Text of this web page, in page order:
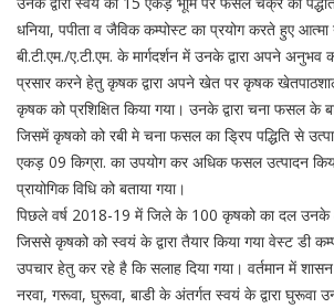
धनिया, पपीता व जैविक कम्पोस्ट का प्रयोग करते हुए आत्मा
बी.टी.एम./ए.टी.एम. के मार्गदर्शन में उनके द्वारा अपने
प्रसार करने हेतु कृषक द्वारा अपने खेत पर कृषक
कृषक को प्रशिक्षित किया गया। उनके द्वारा चना फसल के
जिसमें कृषको को रबी मे चना फसल का ड्रिप पद्धिति से
एकड़ 09 किग्रा. का उपयोग कर अधिक फसल उत्पादन
प्रायोगिक विधि को बताया गया।
पिछले वर्ष 2018-19 में जिले के 100 कृषको का दल उनके
जिससे कृषको को स्वयं के द्वारा तैयार किया गया वेस्ट डी
उपचार हेतु कर रहे है कि सलाह दिया गया। वर्तमान में शासन
नरवा, गरूवा, घुरूवा, बाडी के अंतर्गत स्वयं के द्वारा घुरूवा